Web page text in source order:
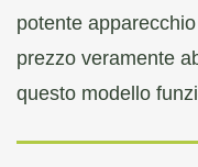
potente
prezzo veramente
questo modello